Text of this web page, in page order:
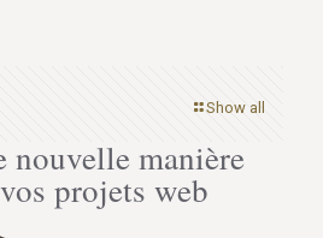
Show all
nouvelle manière
projets web